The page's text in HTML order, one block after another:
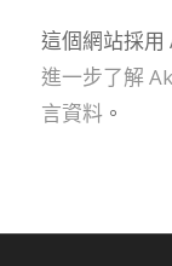
這個網站採用
進一步了解
言資料。